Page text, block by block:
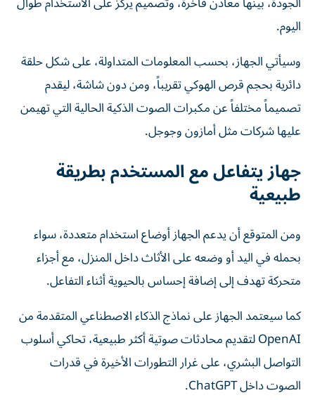
اليوم.
وسيأتي الجهاز، بحسب المعلومات المتداولة، على شكل حلقة
دائرية بحجم قرص الهوكي تقريباً، ومن دون شاشة، ليقدم
تصميماً مختلفاً عن مكبرات الصوت الذكية الحالية التي تهيمن
عليها شركات مثل أمازون وجوجل.
جهاز يتفاعل مع المستخدم بطريقة
طبيعية
ومن المتوقع أن يدعم الجهاز أوضاع استخدام متعددة، سواء
بحمله في اليد أو وضعه على الأثاث داخل المنزل، مع أجزاء
متحركة تهدف إلى إضافة إحساس بالحيوية أثناء التفاعل.
كما سيعتمد الجهاز على نماذج الذكاء الاصطناعي المتقدمة من
OpenAI لتقديم محادثات صوتية أكثر طبيعية، تحاكي أسلوب
التواصل البشري، على غرار التطورات الأخيرة في قدرات
الصوت داخل ChatGPT.